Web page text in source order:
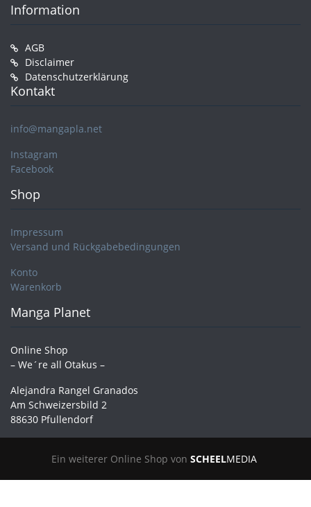
Information
AGB
Disclaimer
Datenschutzerklärung
Kontakt
info@mangapla.net
Instagram
Facebook
Shop
Impressum
Versand und Rückgabebedingungen
Konto
Warenkorb
Manga Planet
Online Shop
– We´re all Otakus –
Alejandra Rangel Granados
Am Schweizersbild 2
88630 Pfullendorf
Ein weiterer Online Shop von SCHEELMEDIA